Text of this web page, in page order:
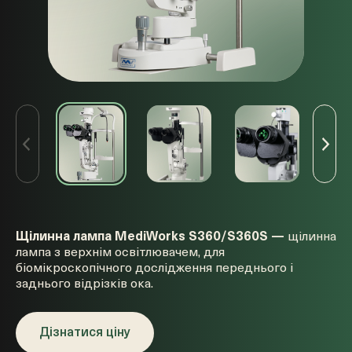
Щілинна лампа MediWorks S360/S360S — щілинна
лампа з верхнім освітлювачем, для
біомікроскопічного дослідження переднього і
заднього відрізків ока.
Дізнатися ціну